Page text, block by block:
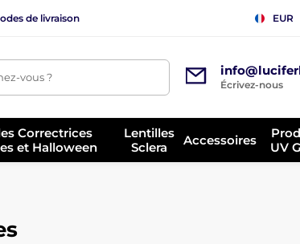
de livraison EUR
vous ?
Écrivez-nous
Correctrices
et Halloween
Lentilles
Sclera
Accessoires
UV